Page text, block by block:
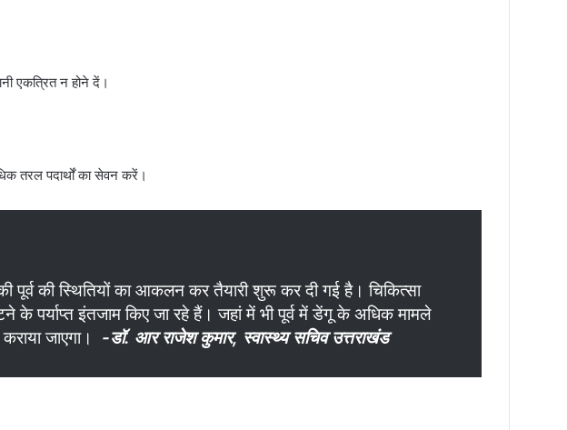
एकत्रित न होने दें।
तरल पदार्थों का सेवन करें।
पूर्व की स्थितियों का आकलन कर तैयारी शुरू कर दी गई है। चिकित्सा
के पर्याप्त इंतजाम किए जा रहे हैं। जहां में भी पूर्व में डेंगू के अधिक मामले
जाएगा। -डॉ. आर राजेश कुमार, स्वास्थ्य सचिव उत्तराखंड